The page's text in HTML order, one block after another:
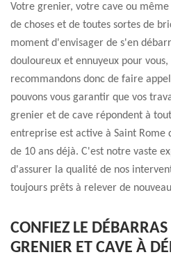
Votre grenier, votre cave ou
de choses et de toutes sortes de
moment d'envisager de s'en
douloureux et ennuyeux pour vous,
recommandons donc de faire
pouvons vous garantir que vos
grenier et de cave répondent à
entreprise est active à Saint Rome
de 10 ans déjà. C'est notre vaste
d'assurer la qualité de nos
toujours prêts à relever de
CONFIEZ LE
GRENIER ET CAVE À